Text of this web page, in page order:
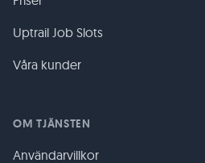
Uptrail Job Slots
Våra kunder
OM TJÄNSTEN
Användarvillkor